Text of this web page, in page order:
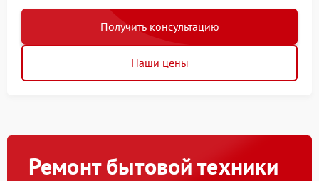
Получить консультацию
Наши цены
Ремонт бытовой техники